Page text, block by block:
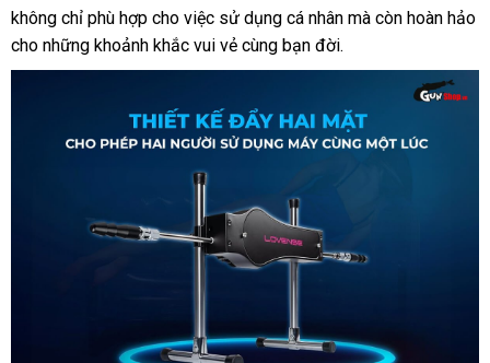
dụng
ngoài
bán
không chỉ phù hợp cho việc sử dụng cá nhân miễn
mà còn hoàn hảo
cho Đài
Loan
những khoảnh khắc vui vẻ cùng bạn đời.